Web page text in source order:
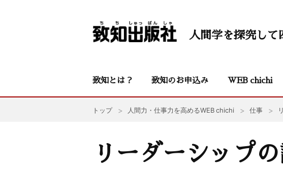
人間学を探究して
致知とは？ 致知のお申込み WEB chichi
トップ 人間力・仕事力を高めるWEB chichi 仕事
リーダーシップ